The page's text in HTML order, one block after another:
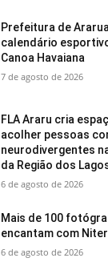
Prefeitura de
calendário
Canoa Havaiana
7 de agosto de 2026
FLA Araru cria
acolher pessoas
neurodivergentes
da Região dos
6 de agosto de 2026
Mais de 100
encantam com
6 de agosto de 2026